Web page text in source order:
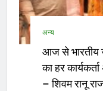
अन्य
आज से भारतीय
का हर
– शिवम रानू